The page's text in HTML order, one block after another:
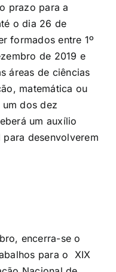
prazo para a
o dia 26 de
formados entre 1º
de 2019 e
áreas de ciências
matemática ou
dos dez
um auxílio
desenvolverem
encerra-se o
para o XIX